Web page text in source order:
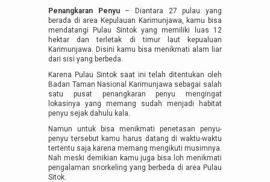
Penangkaran Penyu – Diantara 27 pulau yang
berada di area Kepulauan Karimunjawa, kamu bisa
mendatangi Pulau Sintok yang memiliki luas 12
hektar dan terletak di timur laut kepualuan
Karimunjawa. Disini kamu bisa menikmati alam liar
dari sisi yang berbeda.
Karena Pulau Sintok saat ini telah ditentukan oleh
Badan Taman Nasional Karimunjawa sebagai salah
satu pusat penangkaran penyu mengingat
lokasinya yang memang sudah menjadi habitat
penyu sejak dahulu kala.
Namun untuk bisa menikmati penetasan penyu-
penyu tersebut kamu harus datang di waktu-waktu
tertentu saja karena memang mengikuti musimnya.
Nah meski demikian kamu juga bisa loh menikmati
pengalaman snorkeling yang berbeda di area Pulau
Sitok.